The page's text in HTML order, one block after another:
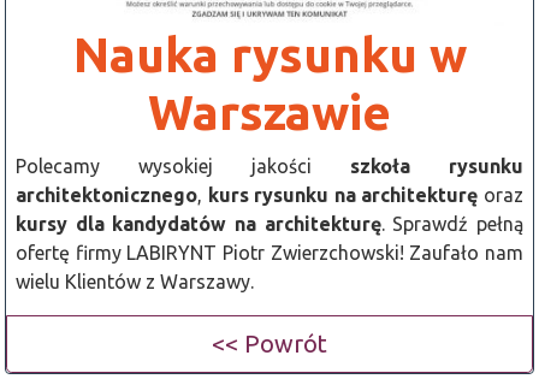
Nauka rysunku w
Warszawie
Polecamy wysokiej jakości szkoła rysunku
architektonicznego kurs rysunku na architekturę oraz
kursy dla kandydatów na architekturę. Sprawdź pełną
ofertę firmy LABIRYNT Piotr Zwierzchowski! Zaufało nam
wielu Klientów z Warszawy.
<< Powrót